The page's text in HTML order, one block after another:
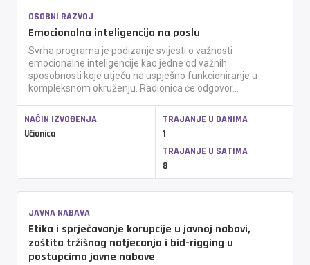
OSOBNI RAZVOJ
Emocionalna inteligencija na poslu
Svrha programa je podizanje svijesti o važnosti
emocionalne inteligencije kao jedne od važnih
sposobnosti koje utječu na uspješno funkcioniranje u
kompleksnom okruženju. Radionica će odgovor...
NAČIN IZVOĐENJA
Učionica
TRAJANJE U DANIMA
1
TRAJANJE U SATIMA
8
JAVNA NABAVA
Etika i sprječavanje korupcije u javnoj nabavi,
zaštita tržišnog natjecanja i bid-rigging u
postupcima javne nabave